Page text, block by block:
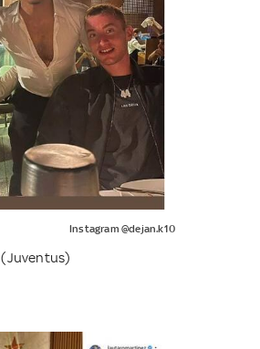
Instagram @dejan.k10
(Juventus)